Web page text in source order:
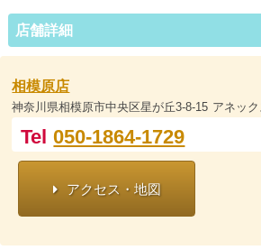
店舗詳細
相模原店
神奈川県相模原市中央区星が丘3-8-15 アネッ
Tel050-1864-1729
アクセス・地図